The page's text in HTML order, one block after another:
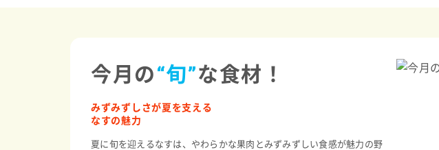
今月の“旬”な食材！
みずみずしさが夏を支える
なすの魅力
夏に旬を迎えるなすは、やわらかな果肉とみずみずしい食感が魅力の野